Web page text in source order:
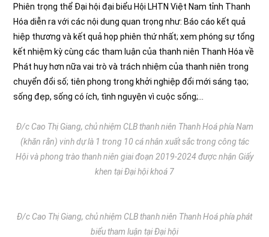
Phiên trọng thể Đại hội đại biểu Hội LHTN Việt Nam tỉnh Thanh
Hóa diễn ra với các nội dung quan trọng như: Báo cáo kết quả
hiệp thương và kết quả họp phiên thứ nhất; xem phóng sự tổng
kết nhiệm kỳ cùng các tham luận của thanh niên Thanh Hóa về
Phát huy hơn nữa vai trò và trách nhiệm của thanh niên trong
chuyển đổi số; tiên phong trong khởi nghiệp đổi mới sáng tạo;
sống đẹp, sống có ích, tình nguyện vì cuộc sống;…
Đ/c Cao Thị Giang, chủ nhiệm CLB thanh niên Thanh Hoá phía Nam
(khăn rằn) vinh dự là 1 trong 10 cá nhân xuất sắc trong công tác
Hội và phong trào thanh niên giai đoạn 2019-2024 được nhận Giấy
khen tại Đại hội khoá 7
Đ/c Cao Thị Giang, chủ nhiệm CLB thanh niên Thanh Hoá phía phát
biểu tham luận tại Đại hội